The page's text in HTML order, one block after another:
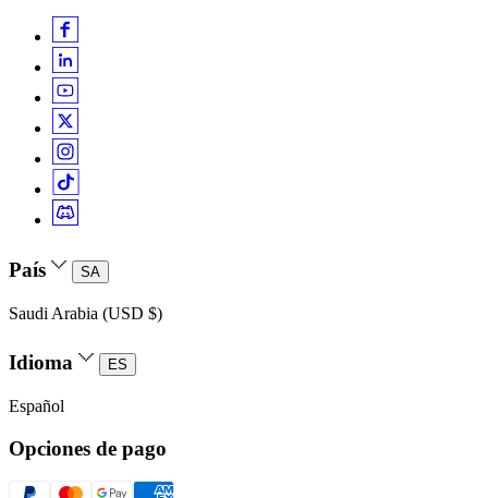
País SA
Saudi Arabia (USD $)
Idioma ES
Español
Opciones de pago